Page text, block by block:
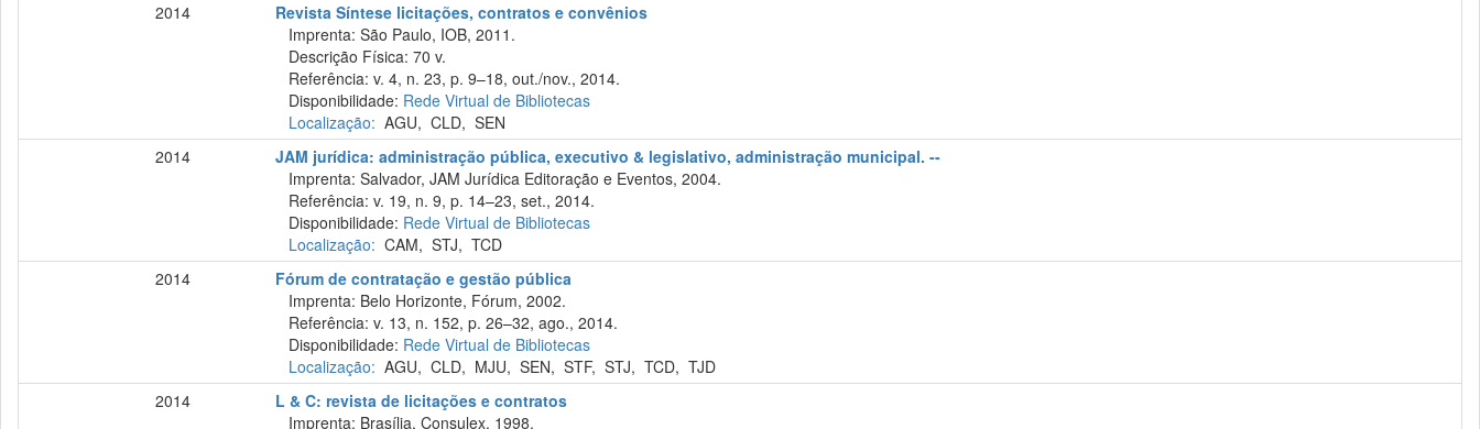
2014
Revista Síntese licitações, contratos e convênios
Imprenta: São Paulo, IOB, 2011.
Descrição Física: 70 v.
Referência: v. 4, n. 23, p. 9–18, out./nov., 2014.
Disponibilidade: Rede Virtual de Bibliotecas
Localização: AGU,CLD,SEN
2014
JAM jurídica: administração pública, executivo & legislativo, administração municipal. --
Imprenta: Salvador, JAM Jurídica Editoração e Eventos, 2004.
Referência: v. 19, n. 9, p. 14–23, set., 2014.
Disponibilidade: Rede Virtual de Bibliotecas
Localização: CAM,STJ,TCD
2014
Fórum de contratação e gestão pública
Imprenta: Belo Horizonte, Fórum, 2002.
Referência: v. 13, n. 152, p. 26–32, ago., 2014.
Disponibilidade: Rede Virtual de Bibliotecas
Localização: AGU,CLD, MJU,SEN,STF,STJ,TCD,TJD
2014
L & C: revista de licitações e contratos
Imprenta: Brasília, Consulex, 1998.